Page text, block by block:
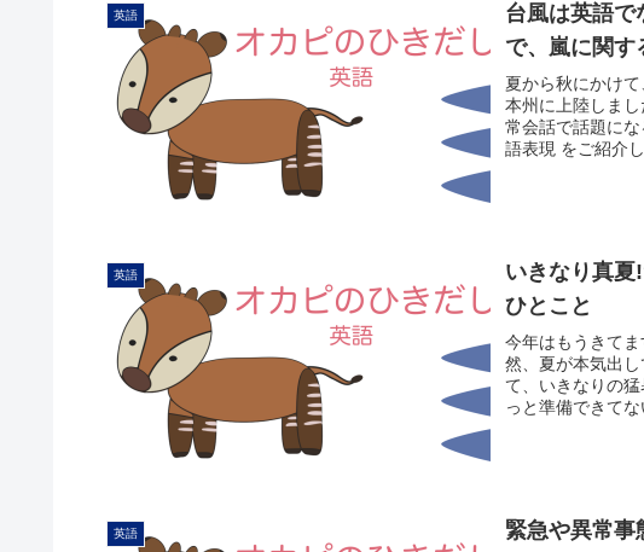
英語
台風は英語で
で、嵐に関す
夏から秋にかけ
本州に上陸しま
常会話で話題に
語表現 をご紹介
英語
いきなり真夏
ひとこと
今年はもうきて
然、夏が本気出
て、いきなりの
っと準備できて
英語 緊急や異常事